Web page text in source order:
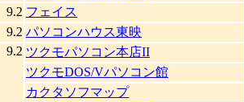
9.2 フェイス
9.2 パソコンハウス東映
9.2 ツクモパソコン本店II
ツクモDOS/Vパソコン館
カクタソフマップ